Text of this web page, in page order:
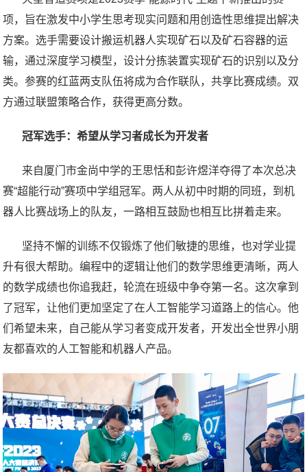
项，旨在激发中小学生思考现实问题和用创造性思维提出解决
方案。选手需要设计搬运机器人实现矿石以及矿石容器的运
输，通过深度学习模型，设计分拣装置实现矿石的识别以及分
类。参赛的红蓝两支队伍将成为合作联队，共享比赛成绩。双
方通过联盟策略合作，获得更高分数。
冠军选手：希望从学习者成长为开发者
来自厦门市金尚中学的王思恬和彭许煜洋夺得了本次总决
赛“超能行动”赛项中学组冠军。两人从初中时期的同班，到机
器人比赛战场上的队友，一路相互鼓励也相互比拼着走来。
坚持不懈的训练不仅锻炼了他们敏捷的思维，也对学业提
升有很大帮助。编程中的逻辑让他们的数学思维更清晰，两人
的数学成绩也你追我赶，轮流在班级中争夺第一名。这次拿到
了冠军，让他们更加坚定了在人工智能学习道路上的信心。他
们希望未来，自己能从学习者变成开发者，开发出全世界小朋
友都喜欢的人工智能和机器人产品。